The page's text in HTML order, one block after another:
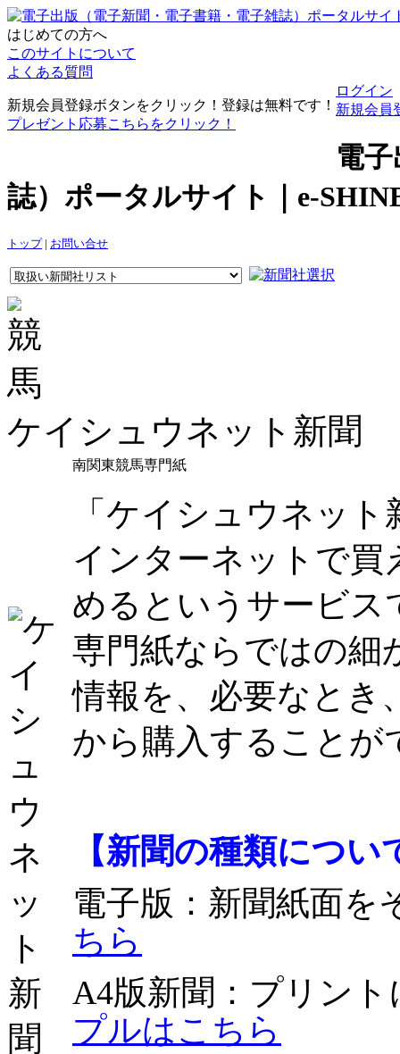
はじめての方へ
このサイトについて
よくある質問
新規会員登録ボタンをクリック！登録は無料です！
プレゼント応募こちらをクリック！
ログイン
新規会員
電
誌）ポータルサイト｜e-
トップ| お問い合せ
ケイシュウネット新聞
南関東競馬専門紙
「ケイシュウネッ
インターネットで買
めるというサービス
専門紙ならではの細
情報を、必要なとき
から購入することが
【新聞の種類につい
電子版 ：新聞紙面
ちら
A4版新聞 ：プリン
プルはこちら